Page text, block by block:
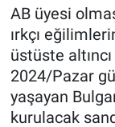
AB üyesi
ırkçı
üstüste
2024/Pazar
yaşayan
kurulacak
Tüm
Son Dakika
Haber